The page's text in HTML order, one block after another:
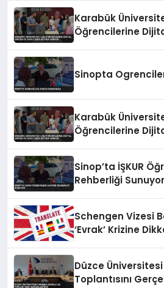
Karabük
Öğrencilerine
Sinopta
Karabük
Öğrencilerine
Sinop’ta İŞKUR
Rehberliği Sunuyor
Schengen Vizesi
‘Evrak’ Krizine
Düzce
Toplantısını